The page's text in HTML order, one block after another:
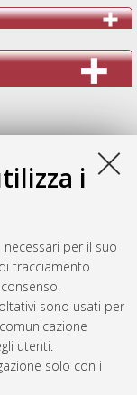
i
per il suo
tracciamento
sono usati per
utenti.
solo con i